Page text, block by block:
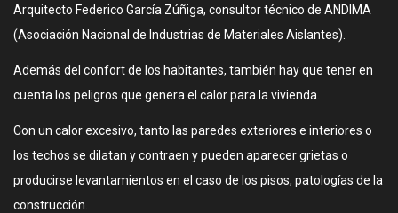
Arquitecto Federico García Zúñiga, consultor técnico de ANDIMA
(Asociación Nacional de Industrias de Materiales Aislantes).
Además del confort de los habitantes, también hay que tener en
cuenta los peligros que genera el calor para la vivienda.
Con un calor excesivo, tanto las paredes exteriores e interiores o
los techos se dilatan y contraen y pueden aparecer grietas o
producirse levantamientos en el caso de los pisos, patologías de la
construcción.